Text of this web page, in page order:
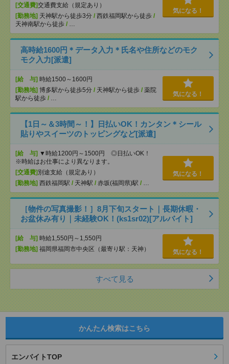
[交通費]交通費支給（規定あり）
[勤務地] 天神駅から徒歩3分 / 西鉄福岡駅から徒歩 /
天神南駅から徒歩 / …
気になる！
高時給1600円＊データ入力＊氏名や住所などのモク
モク入力[派遣]
[給 与] 時給1500～1600円
[勤務地] 博多駅から徒歩5分 / 天神駅から徒歩 / 薬院
駅から徒歩 / …
気になる！
【1日～＆3時間～！】日払いOK！カンタン＊シール
貼りやスイーツのトッピングなど[派遣]
[給 与] ▼時給1200円～1500円 ◎日払いOK！
※時給はお仕事により異なります。
[交通費] 別途支給（規定あり）
[勤務地] 西鉄福岡駅 / 天神駅 / 赤坂(福岡県)駅 / …
気になる！
［物件の写真撮影！］8月下旬スタート｜長期休暇・
お盆休み有り｜未経験OK！(ks1sr02)[アルバイト]
[給 与] 時給1,550円～1,550円
[勤務地] 福岡県福岡市中央区（最寄り駅：天神） 気になる！
すべて見る
かんたん検索はこちら
エンバイトTOP